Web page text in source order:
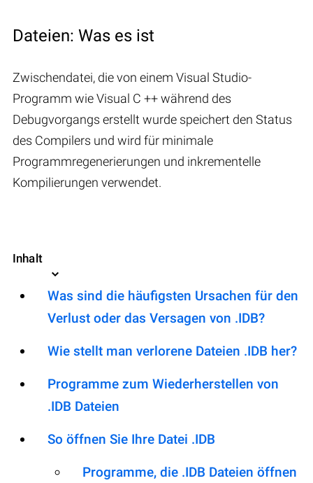
Dateien: Was es ist
Zwischendatei, die von einem Visual Studio-
Programm wie Visual C ++ während des
Debugvorgangs erstellt wurde speichert den Status
des Compilers und wird für minimale
Programmregenerierungen und inkrementelle
Kompilierungen verwendet.
Inhalt
Was sind die häufigsten Ursachen für den
Verlust oder das Versagen von .IDB?
Wie stellt man verlorene Dateien .IDB her?
Programme zum Wiederherstellen von
.IDB Dateien
So öffnen Sie Ihre Datei .IDB
Programme, die .IDB Dateien öffnen